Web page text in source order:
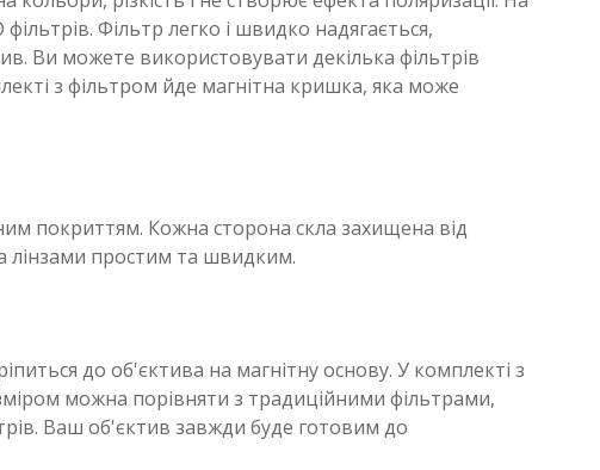
Фільтр легко і швидко надягається,
Ви можете використовувати декілька фільтрів
з фільтром йде магнітна кришка, яка може
покриттям. Кожна сторона скла захищена від
лінзами простим та швидким.
до об'єктива на магнітну основу. У комплекті з
можна порівняти з традиційними фільтрами,
Ваш об'єктив завжди буде готовим до